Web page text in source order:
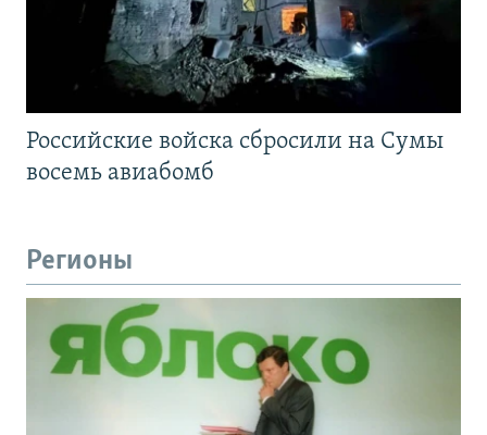
Российские войска сбросили на Сумы
восемь авиабомб
Регионы